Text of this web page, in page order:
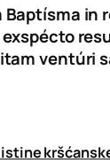
in
ventúri